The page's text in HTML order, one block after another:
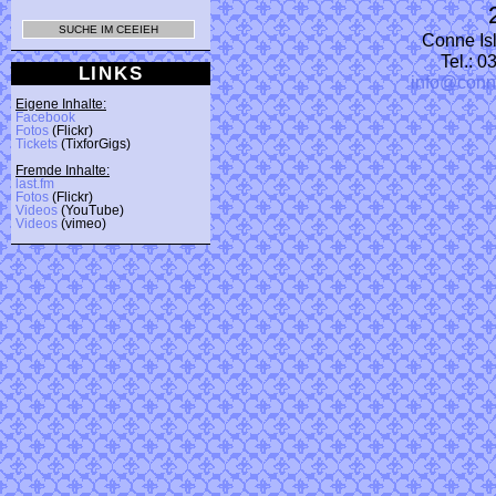
LINKS
Eigene Inhalte:
Facebook
Fotos (Flickr)
Tickets (TixforGigs)
Fremde Inhalte:
last.fm
Fotos (Flickr)
Videos (YouTube)
Videos (vimeo)
Conne
Tel.: